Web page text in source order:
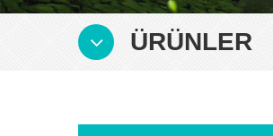
ÜRÜNLER